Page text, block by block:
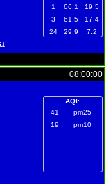
1
66.1
19.5
3
61.5
17.4
24
29.9 7.2
08:00:00
AQI:
41
pm25
19
pm10